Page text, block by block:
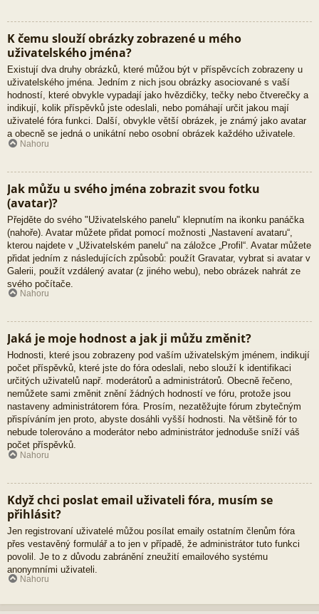
K čemu slouží obrázky zobrazené u mého
uživatelského jména?
Existují dva druhy obrázků, které můžou být v příspěvcích zobrazeny u
uživatelského jména. Jedním z nich jsou obrázky asociované s vaší
hodností, které obvykle vypadají jako hvězdičky, tečky nebo čtverečky a
indikují, kolik příspěvků jste odeslali, nebo pomáhají určit jakou mají
uživatelé fóra funkci. Další, obvykle větší obrázek, je známý jako avatar
a obecně se jedná o unikátní nebo osobní obrázek každého uživatele.
Nahoru
Jak můžu u svého jména zobrazit svou fotku
(avatar)?
Přejděte do svého "Uživatelského panelu" klepnutím na ikonku panáčka
(nahoře). Avatar můžete přidat pomocí možnosti „Nastavení avataru“,
kterou najdete v „Uživatelském panelu“ na záložce „Profil“. Avatar můžete
přidat jedním z následujících způsobů: použít Gravatar, vybrat si avatar v
Galerii, použít vzdálený avatar (z jiného webu), nebo obrázek nahrát ze
svého počítače.
Nahoru
Jaká je moje hodnost a jak ji můžu změnit?
Hodnosti, které jsou zobrazeny pod vaším uživatelským jménem, indikují
počet příspěvků, které jste do fóra odeslali, nebo slouží k identifikaci
určitých uživatelů např. moderátorů a administrátorů. Obecně řečeno,
nemůžete sami změnit znění žádných hodností ve fóru, protože jsou
nastaveny administrátorem fóra. Prosím, nezatěžujte fórum zbytečným
přispíváním jen proto, abyste dosáhli vyšší hodnosti. Na většině fór to
nebude tolerováno a moderátor nebo administrátor jednoduše sníží váš
počet příspěvků.
Nahoru
Když chci poslat email uživateli fóra, musím se
přihlásit?
Jen registrovaní uživatelé můžou posílat emaily ostatním členům fóra
přes vestavěný formulář a to jen v případě, že administrátor tuto funkci
povolil. Je to z důvodu zabránění zneužití emailového systému
anonymními uživateli.
Nahoru